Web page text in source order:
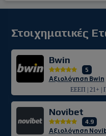
Στοιχηματικές
Bwin
5
Αξιολόγηση Bwin
ΕΕΕΠ | 21+
Novibet
4.9
Αξιολόγηση